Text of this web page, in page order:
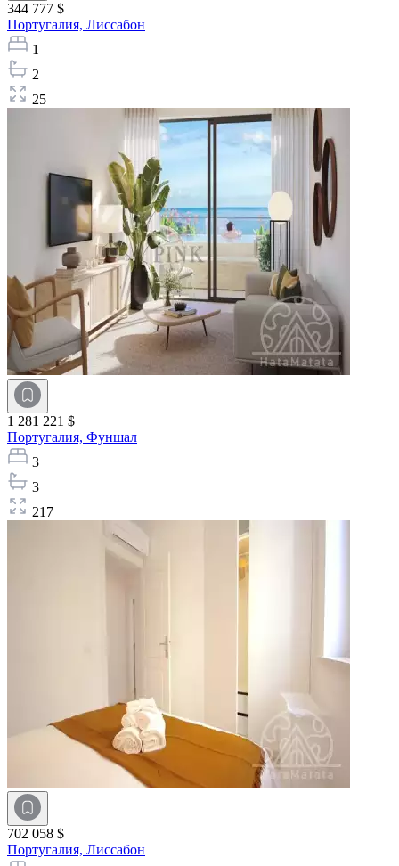
344 777 $
Португалия, Лиссабон
1
2
25
1 281 221 $
Португалия, Фуншал
3
3
217
702 058 $
Португалия, Лиссабон